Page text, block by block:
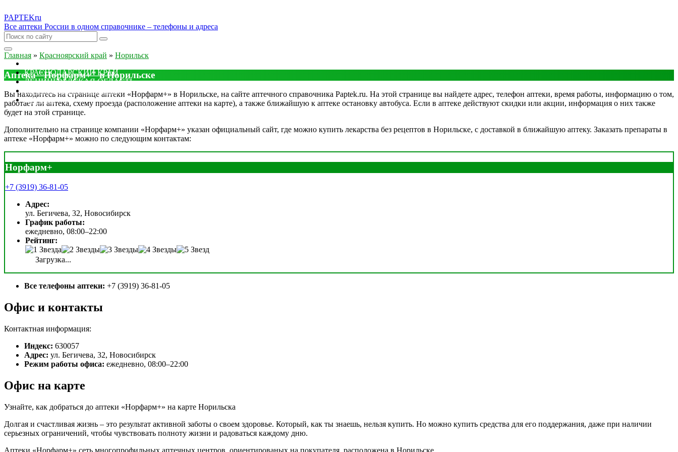
PAPTEKru
Все аптеки России в одном справочнике – телефоны и адреса
КРАСНОДАРСКИЙ КРАЙ
ЛЕНИНГРАДСКАЯ ОБЛАСТЬ
ДРУГИЕ
Главная » Красноярский край » Норильск
Аптека "Норфарм+" в Норильске
Вы находитесь на странице аптеки «Норфарм+» в Норильске, на сайте аптечного справочника Paptek.ru. На этой странице вы найдете адрес, телефон аптеки, время работы, информацию о том,
работает ли аптека, схему проезда (расположение аптеки на карте), а также ближайшую к аптеке остановку автобуса. Если в аптеке действуют скидки или акции, информация о них также
будет на этой странице.
Дополнительно на странице компании «Норфарм+» указан официальный сайт, где можно купить лекарства без рецептов в Норильске, с доставкой в ближайшую аптеку. Заказать препараты в
аптеке «Норфарм+» можно по следующим контактам:
Норфарм+
+7 (3919) 36-81-05
Адрес:
ул. Бегичева, 32, Новосибирск
График работы:
ежедневно, 08:00–22:00
Рейтинг:
Загрузка...
Все телефоны аптеки: +7 (3919) 36-81-05
Офис и контакты
Контактная информация:
Индекс: 630057
Адрес: ул. Бегичева, 32, Новосибирск
Режим работы офиса: ежедневно, 08:00–22:00
Офис на карте
Узнайте, как добраться до аптеки «Норфарм+» на карте Норильска
Долгая и счастливая жизнь – это результат активной заботы о своем здоровье. Который, как ты знаешь, нельзя купить. Но можно купить средства для его поддержания, даже при наличии
серьезных ограничений, чтобы чувствовать полноту жизни и радоваться каждому дню.
Аптеки «Норфарм+» сеть многопрофильных аптечных центров, ориентированых на покупателя, расположена в Норильске.